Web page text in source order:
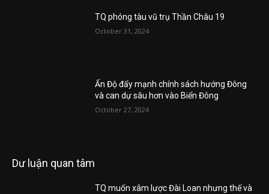
TQ phóng tàu vũ trụ Thần Châu 19
October 31, 2024
Ấn Độ đẩy mạnh chính sách hướng Đông
và can dự sâu hơn vào Biển Đông
October 27, 2024
Dư luận quan tâm
TQ muốn xâm lược Đài Loan nhưng thế và